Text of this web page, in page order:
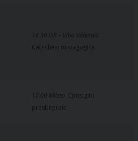
16.30 ISR – Vibo Valentia
Catechesi mistagogica.
10.00 Mileto : Consiglio
presbiterale